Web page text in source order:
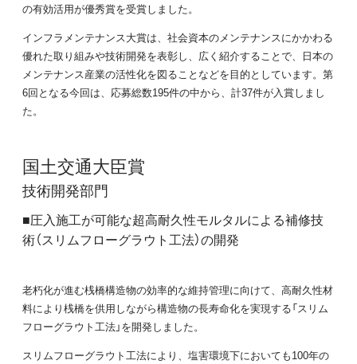
の有効活用が優秀賞を受賞しました。
インフラメンテナンス大賞は、社会資本のメンテナンスにかかわる
優れた取り組みや技術開発を表彰し、広く紹介することで、日本の
メンテナンス産業の活性化を図ることなどを目的としています。第
6回となる今回は、応募総数195件の中から、計37件が入賞しまし
た。
国土交通大臣賞
技術開発部門
■圧入施工が可能な超高耐久性モルタルによる補修技
術（スリムフローグラウト工法）の開発
老朽化が進む桟橋構造物の効率的な維持管理に向けて、高耐久性材
料により桟橋を供用しながら構造物の長寿命化を実現する「スリム
フローグラウト工法」を開発しました。
スリムフローグラウト工法により、塩害環境下においても100年の